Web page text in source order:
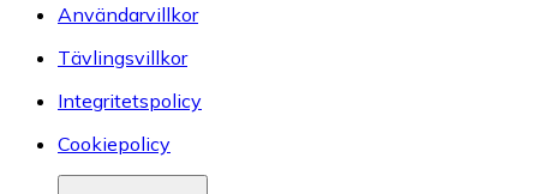
Användarvillkor
Tävlingsvillkor
Integritetspolicy
Cookiepolicy